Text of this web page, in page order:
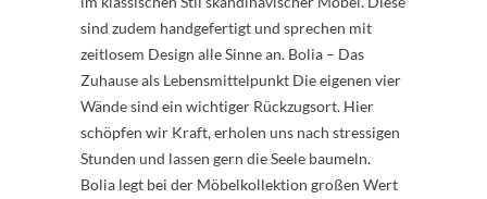
sind zudem handgefertigt und sprechen mit
zeitlosem Design alle Sinne an. Bolia – Das
Zuhause als Lebensmittelpunkt Die eigenen vier
Wände sind ein wichtiger Rückzugsort. Hier
schöpfen wir Kraft, erholen uns nach stressigen
Stunden und lassen gern die Seele baumeln.
Bolia legt bei der Möbelkollektion großen Wert